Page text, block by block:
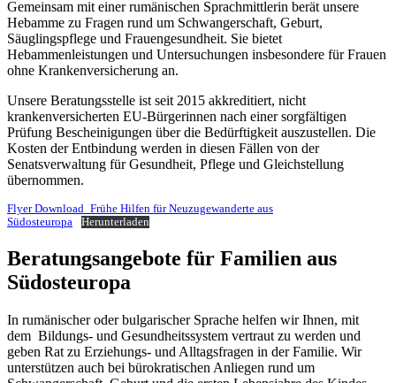
Gemeinsam mit einer rumänischen Sprachmittlerin berät unsere
Hebamme zu Fragen rund um Schwangerschaft, Geburt,
Säuglingspflege und Frauengesundheit. Sie bietet
Hebammenleistungen und Untersuchungen insbesondere für Frauen
ohne Krankenversicherung an.
Unsere Beratungsstelle ist seit 2015 akkreditiert, nicht
krankenversicherten EU-Bürgerinnen nach einer sorgfältigen
Prüfung Bescheinigungen über die Bedürftigkeit auszustellen. Die
Kosten der Entbindung werden in diesen Fällen von der
Senatsverwaltung für Gesundheit, Pflege und Gleichstellung
übernommen.
Flyer Download_Frühe Hilfen für Neuzugewanderte aus
Südosteuropa
Herunterladen
Beratungsangebote für Familien aus
Südosteuropa
In rumänischer oder bulgarischer Sprache helfen wir Ihnen, mit
dem Bildungs- und Gesundheitssystem vertraut zu werden und
geben Rat zu Erziehungs- und Alltagsfragen in der Familie. Wir
unterstützen auch bei bürokratischen Anliegen rund um